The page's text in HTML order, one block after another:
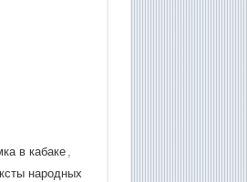
в кабаке ,
народных